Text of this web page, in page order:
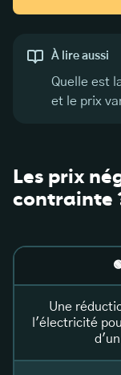
À lire aussi
Quelle est
et le prix
Les prix
contrainte
Une
l'électricité